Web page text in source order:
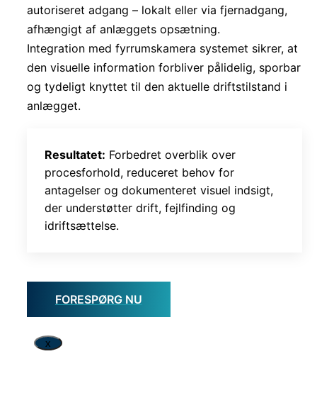
autoriseret adgang – lokalt eller via fjernadgang,
afhængigt af anlæggets opsætning.
Integration med fyrrumskamera systemet sikrer, at
den visuelle information forbliver pålidelig, sporbar
og tydeligt knyttet til den aktuelle driftstilstand i
anlægget.
Resultatet: Forbedret overblik over
procesforhold, reduceret behov for
antagelser og dokumenteret visuel indsigt,
der understøtter drift, fejlfinding og
idriftsættelse.
FORESPØRG NU
x